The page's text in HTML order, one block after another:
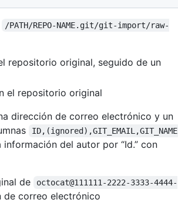
/PATH/REPO-NAME.git/git-import/raw-
repositorio original, seguido de un
el repositorio original
dirección de correo electrónico y un
ID,(ignored),GIT_EMAIL,GIT_NAME
del autor por “Id.” con
de
octocat@111111-2222-3333-4444-
de correo electrónico